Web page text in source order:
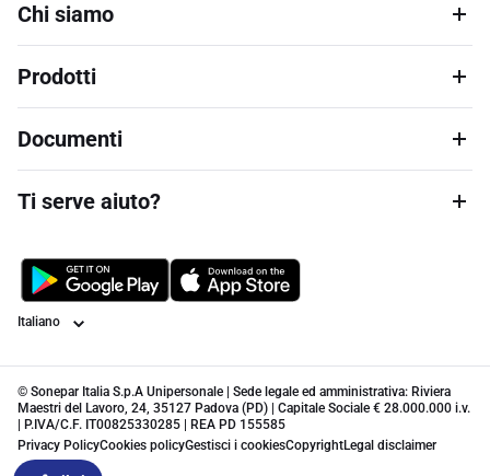
Chi siamo
Prodotti
Documenti
Ti serve aiuto?
Lingua
© Sonepar Italia S.p.A Unipersonale | Sede legale ed amministrativa: Riviera
Maestri del Lavoro, 24, 35127 Padova (PD) | Capitale Sociale € 28.000.000 i.v.
| P.IVA/C.F. IT00825330285 | REA PD 155585
Privacy PolicyCookies policyGestisci i cookiesCopyrightLegal disclaimer